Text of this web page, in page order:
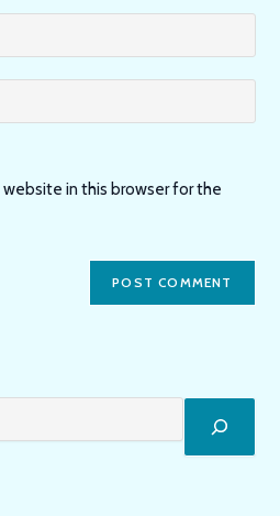
website in this browser for the